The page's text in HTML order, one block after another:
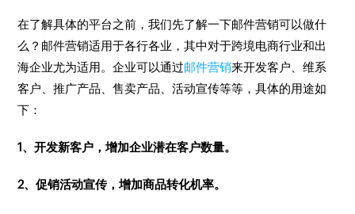
在了解具体的平台之前，我们先了解一下邮件营销可以做什
么？邮件营销适用于各行各业，其中对于跨境电商行业和出
海企业尤为适用。企业可以通过邮件营销来开发客户、维系
客户、推广产品、售卖产品、活动宣传等等，具体的用途如
下：
1、开发新客户，增加企业潜在客户数量。
2、促销活动宣传，增加商品转化机率。